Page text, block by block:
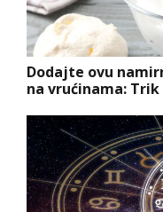
Dodajte ovu
na vrućinama: